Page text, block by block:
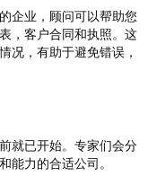
企业，顾问可以帮助您
，客户合同和执照。这
况，有助于避免错误，
就已开始。专家们会分
能力的合适公司。